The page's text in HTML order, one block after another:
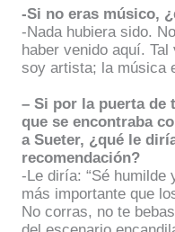
-Si no eras músico,
-Nada hubiera sido.
haber venido aquí.
soy artista; la música
– Si por la puerta de
que se encontraba
a Sueter, ¿qué le
recomendación?
-Le diría: “Sé humilde
más importante que
No corras, no te